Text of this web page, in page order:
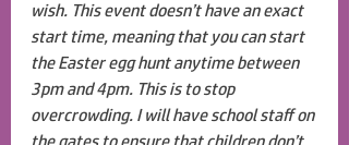
wish. This event doesn’t have an exact
start time, meaning that you can start
the Easter egg hunt anytime between
3pm and 4pm. This is to stop
overcrowding. I will have school staff on